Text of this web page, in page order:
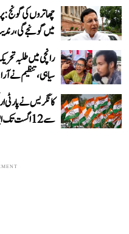
چھاتروں کی گونج:
میں گونجے گی،
رانچی میں طلبہ
سیاہی، تنظیم نے آر
سے 12 اگست تک ایوان میں حاضر رہنے کی ہدایت